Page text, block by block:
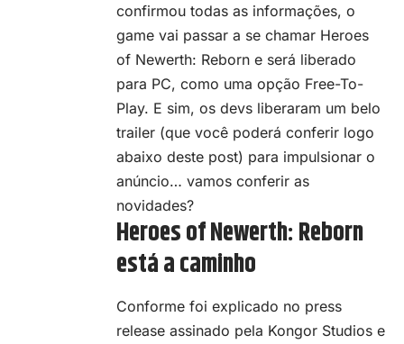
confirmou todas as informações, o
game vai passar a se chamar Heroes
of Newerth: Reborn e será liberado
para PC, como uma opção Free-To-
Play. E sim, os devs liberaram um belo
trailer (que você poderá conferir logo
abaixo deste post) para impulsionar o
anúncio… vamos conferir as
novidades?
Heroes of Newerth: Reborn
está a caminho
Conforme foi explicado no press
release assinado pela Kongor Studios e